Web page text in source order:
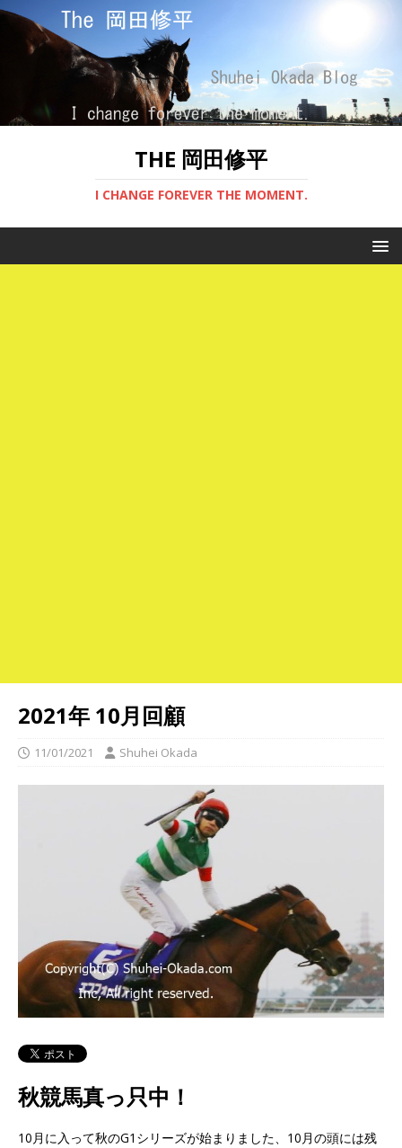
THE 岡田修平
I CHANGE FOREVER THE MOMENT.
2021年 10月回顧
11/01/2021 Shuhei Okada
秋競馬真っ只中！
10月に入って秋のG1シリーズが始まりました、10月の頭には残